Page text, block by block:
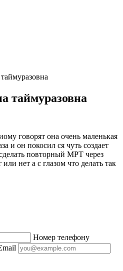
таймуразовна
говорят она очень маленькая
и он покосил ся чуть создает
повторный МРТ через
нет а с глазом что делать так
Номер телефону